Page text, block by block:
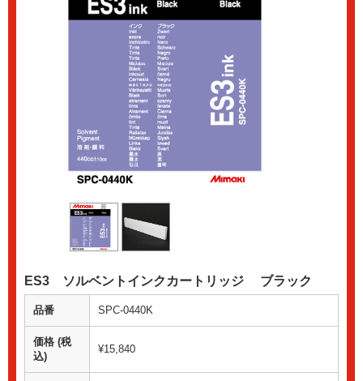
ES3 ソルベントインクカートリッジ ブラック
品番 SPC-0440K
価格 (税
込)
¥15,840